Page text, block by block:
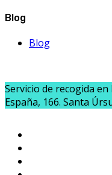
Blog
Blog
Servicio de recogida
España, 166. Santa